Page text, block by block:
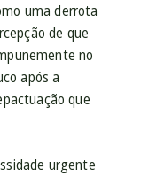
uma derrota
de que
no
após a
que
urgente